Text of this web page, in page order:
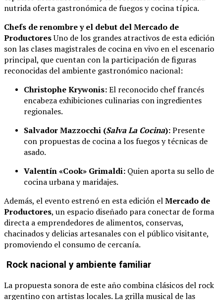
nutrida oferta gastronómica de fuegos y cocina típica.
Chefs de renombre y el debut del Mercado de
ProductoresUno de los grandes atractivos de esta edición
son las clases magistrales de cocina en vivo en el escenario
principal, que cuentan con la participación de figuras
reconocidas del ambiente gastronómico nacional:
Christophe Krywonis:El reconocido chef francés
encabeza exhibiciones culinarias con ingredientes
regionales.
Salvador Mazzocchi (Salva La Cocina):Presente
con propuestas de cocina a los fuegos y técnicas de
asado.
Valentín «Cook» Grimaldi: Quien aporta su sello de
cocina urbana y maridajes.
Además, el evento estrenó en esta edición elMercado de
Productores, un espacio diseñado para conectar de forma
directa a emprendedores de alimentos, conservas,
chacinados y delicias artesanales con el público visitante,
promoviendo el consumo de cercanía.
Rock nacional y ambiente familiar
La propuesta sonora de este año combina clásicos del rock
argentino con artistas locales. La grilla musical de las